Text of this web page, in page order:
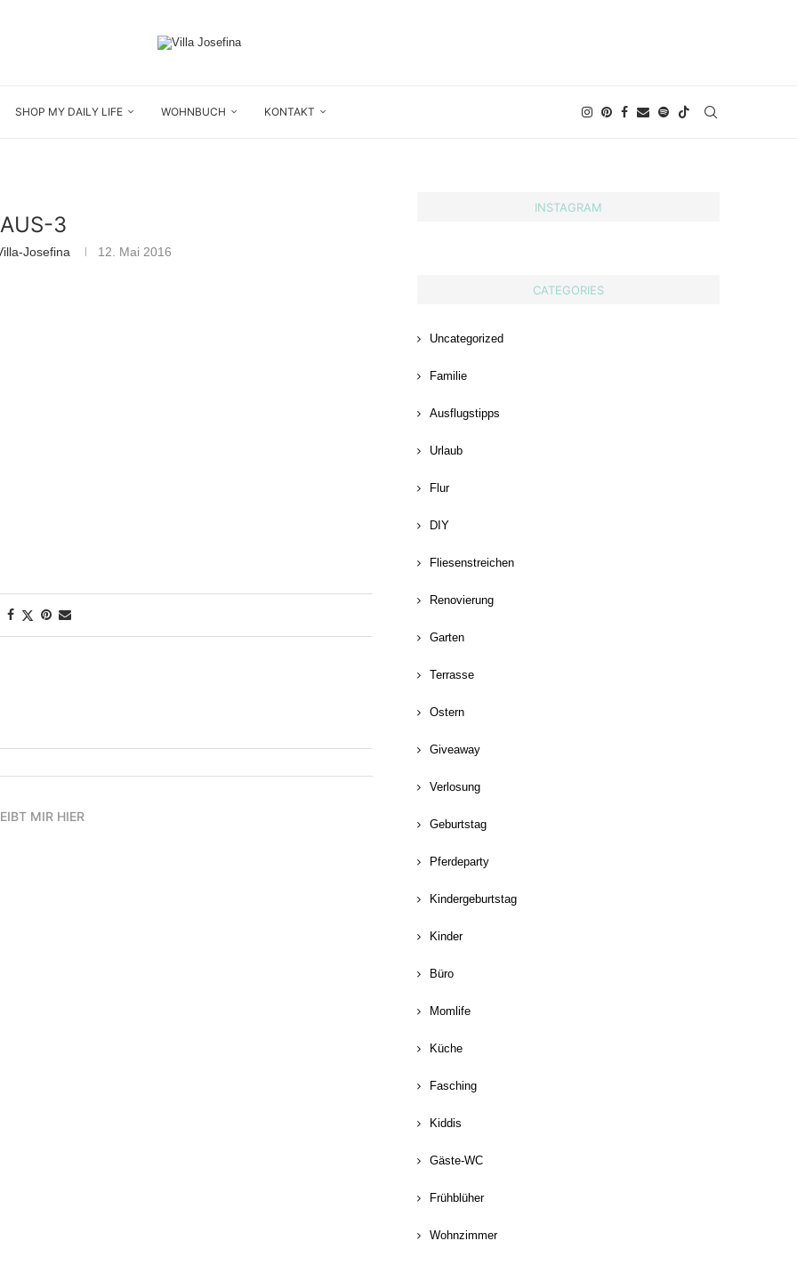
SHOP MY DAILY LIFE WOHNBUCH KONTAKT
3
Josefina 12. Mai 2016
MIR HIER
INSTAGRAM
CATEGORIES
Uncategorized
Familie
Ausflugstipps
Urlaub
Flur
DIY
Fliesenstreichen
Renovierung
Garten
Terrasse
Ostern
Giveaway
Verlosung
Geburtstag
Pferdeparty
Kindergeburtstag
Kinder
Büro
Momlife
Küche
Fasching
Kiddis
Gäste-WC
Frühblüher
Wohnzimmer